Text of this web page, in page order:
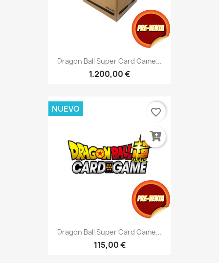
Dragon Ball Super Card Game...
1.200,00 €
Dragon Ball Super Card Game...
115,00 €
NUEVO favorite_border